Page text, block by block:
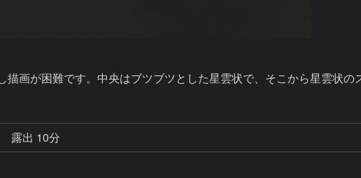
画が困難です。中央はブツブツとした星雲状で、そこから星雲状の
露出 10分